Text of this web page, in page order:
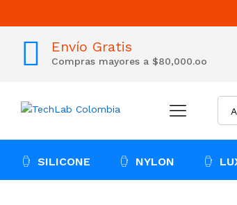
Envío Gratis
Compras mayores a $80,000.oo
SILICONE NYLON